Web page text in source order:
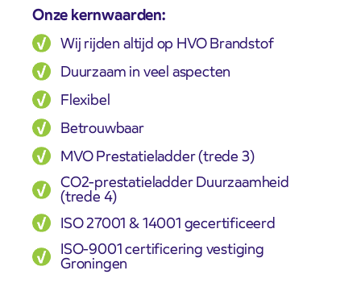
Onze kernwaarden:
Wij rijden altijd op HVO Brandstof
Duurzaam in veel aspecten
Flexibel
Betrouwbaar
MVO Prestatieladder (trede 3)
CO2-prestatieladder Duurzaamheid
(trede 4)
ISO 27001 & 14001 gecertificeerd
ISO-9001 certificering vestiging
Groningen